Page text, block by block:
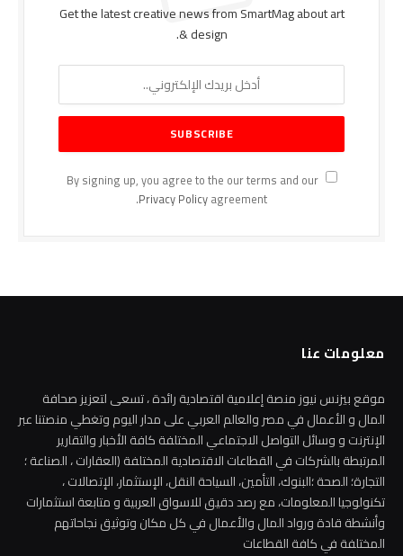
Get the latest creative news from SmartMag about art
& design.
By signing up, you agree to the our terms and our
Privacy Policyagreement.
معلومات عنا
موقع بيزنس نيوز منصة إعلامية اقتصادية رائدة ، تسعى لتعزيز صحافة
المال و الأعمال في مصر والعالم العربي على مدار اليوم وتغطي منصتنا عبر
الإنترنت و وسائل التواصل الاجتماعي المختلفة كافة الأخبار والتقارير
المرتبطة بالشركات في القطاعات الاقتصادية المختلفة (العقارات ، الصناعة ؛
التجارة؛ الصحة ؛البنوك، التأمين، السياحة النقل، الإستثمار، الإتصالات ،
تكنولوجيا المعلومات، مع رصد دقيق للاسواق العربية و متابعة استثمارات
وأنشطة قادة ورواد المال والأعمال في كل مكان وتوثيق نجاحاتهم
المختلفة في كافة القطاعات